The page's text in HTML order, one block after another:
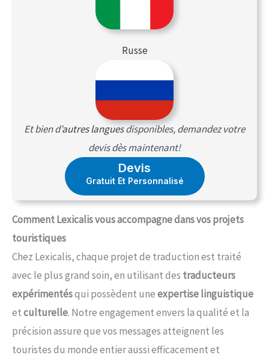
Russe
Et bien d’autres languesdisponibles, demandez votre
devis dès maintenant!
Devis
Gratuit Et Personnalisé
Comment Lexicalis vous accompagne dans vos projets
touristiques
Chez Lexicalis, chaque projet de traduction est traité
avec le plus grand soin, en utilisant des traducteurs
expérimentésqui possèdent uneexpertise linguistique
etculturelle. Notre engagement envers la qualité et la
précision assure que vos messages atteignent les
touristes du monde entier aussi efficacement et